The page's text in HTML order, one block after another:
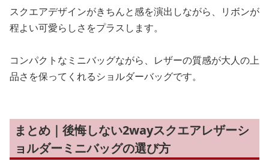
スクエアデザインがきちんと感を演出しながら、リボンが
程よい可愛らしさをプラスします。
コンパクトなミニバッグながら、レザーの質感が大人の上
品さを保ってくれるショルダーバッグです。
まとめ｜後悔しない2wayスクエアレザーシ
ョルダーミニバッグの選び方